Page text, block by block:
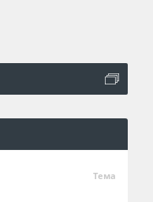
Тема